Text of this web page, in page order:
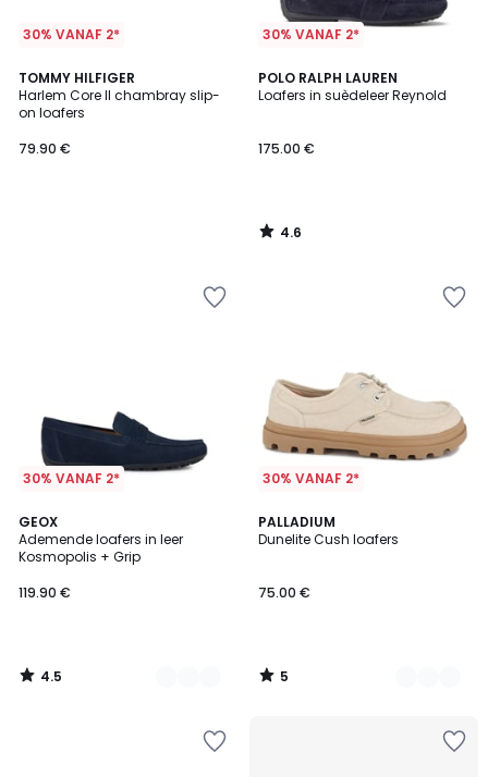
30% VANAF 2*
TOMMY HILFIGER
Harlem Core II chambray slip-
on loafers
79.90 €
30% VANAF 2*
POLO RALPH LAUREN
Loafers in suèdeleer Reynold
175.00 €
4.6
/ 5
4.6
/
30% VANAF 2*
GEOX
Ademende loafers in leer
Kosmopolis + Grip
119.90 €
4.5
/ 5
2
Kleuren
4.5
/
30% VANAF 2*
PALLADIUM
Dunelite Cush loafers
75.00 €
5
/
3
Kleuren
5
/